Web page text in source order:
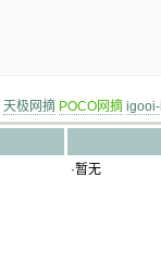
天极网摘 POCO网摘
·暂无